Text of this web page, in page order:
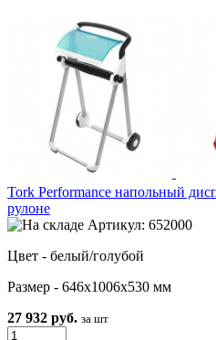
Tork Performance напольный
рулоне
Артикул: 652000
Цвет - белый/голубой
Размер - 646х1006х530 мм
27 932 руб. за шт